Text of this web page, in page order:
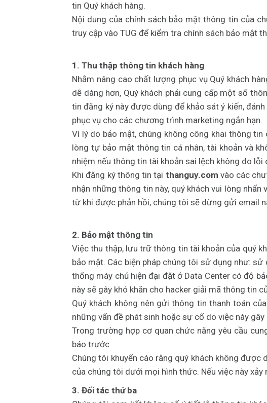
tin Quý khách hàng.
Nội dung của chính sách bảo mật thông tin của
truy cập vào TUG để kiểm tra chính sách bảo mật
1. Thu thập thông tin khách hàng
Nhằm nâng cao chất lượng phục vụ Quý khách
dễ dàng hơn, Quý khách phải cung cấp một số
tin đăng ký này được dùng để khảo sát ý kiến,
phục vụ cho các chương trình marketing ngắn hạn.
Vì lý do bảo mật, chúng không công khai thông
lòng tự bảo mật thông tin cá nhân, tài khoản và
nhiệm nếu thông tin tài khoản sai lệch không do lỗi
Khi đăng ký thông tin tại thanguy.com vào các
nhận những thông tin này, quý khách vui lòng
từ khi được phản hồi, chúng tôi sẽ dừng gửi email
2. Bảo mật thông tin
Việc thu thập, lưu trữ thông tin tài khoản của quý
bảo mật. Các biện pháp chúng tôi sử dụng như:
thống máy chủ hiện đại đặt ở Data Center có độ
này sẽ gây khó khăn cho hacker giải mã thông tin
Quý khách không nên gửi thông tin thanh toán
những vấn đề phát sinh hoặc sự cố do việc này gây
Trong trường hợp cơ quan chức năng yêu cầu
báo trước
Chúng tôi khuyến cáo rằng quý khách không
của chúng tôi dưới mọi hình thức. Nếu việc này xảy
3. Đối tác thứ ba